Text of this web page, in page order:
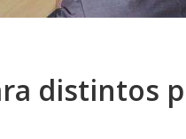
distintos